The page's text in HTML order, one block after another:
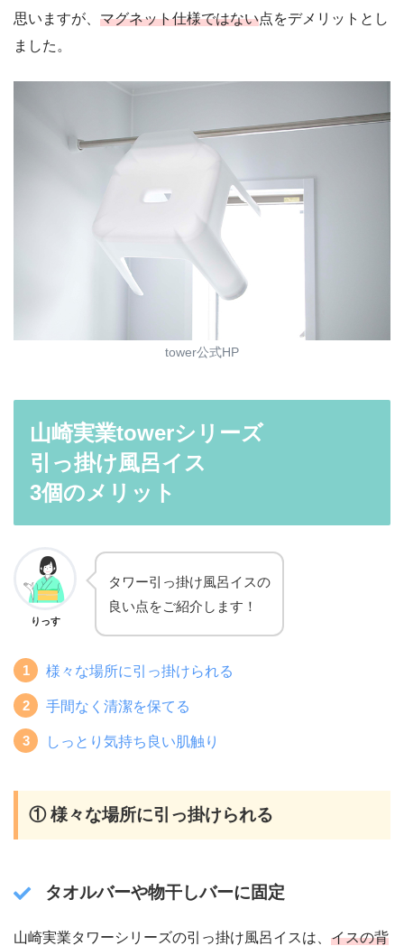
思いますが、 マグネット仕様ではない点をデメリットとし
ました。
tower公式HP
山崎実業towerシリーズ
引っ掛け風呂イス
3個のメリット
りっす
タワー引っ掛け風呂イスの
良い点をご紹介します！
様々な場所に引っ掛けられる
手間なく清潔を保てる
しっとり気持ち良い肌触り
① 様々な場所に引っ掛けられる
タオルバーや物干しバーに固定
山崎実業タワーシリーズの引っ掛け風呂イスは、 イスの背